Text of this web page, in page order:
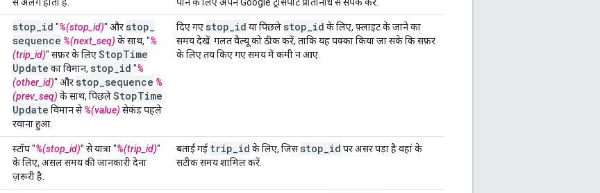
stop id "%(stop_id)" और stop
sequence %(next_seq) के साथ, "%
(trip_id)" सफ़र के लिएStopTime
Update का विमान, stop id "%
(other_id)" और stop sequence %
(prev_seq) के साथ, पिछलेStopTime
Update विमान से%(value) सेकंड पहले
रवाना हुआ.
दिए गए stop id या पिछले stop id के लिए, फ़्लाइट के जाने का
समय देखें. गलत वैल्यू को ठीक करें, ताकि यह पक्का किया जा सके कि सफ़र
के लिए तय किए गए समय में कमी न आए.
स्टॉप "%(stop_id)" से यात्रा "%(trip_id)"
के लिए, असल समय की जानकारी देना
ज़रूरी है.
बताई गई trip id के लिए, जिसstop id पर असर पड़ा है वहां के
सटीक समय शामिल करें.